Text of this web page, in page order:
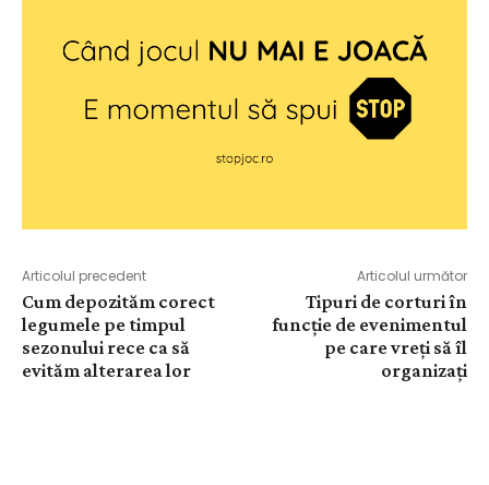
Articolul precedent
Cum depozităm corect
legumele pe timpul
sezonului rece ca să
evităm alterarea lor
Articolul următor
Tipuri de corturi în
funcție de evenimentul
pe care vreți să îl
organizați